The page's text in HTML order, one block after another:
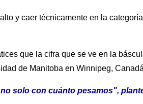
y caer técnicamente en la
que la cifra que se ve en la
de Manitoba en Winnipeg,
solo con cuánto pesamos",